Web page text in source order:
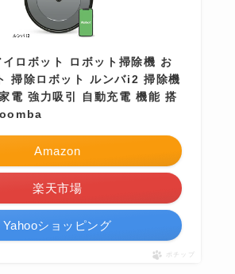
ロボット ロボット掃除機 お
掃除ロボット ルンバi2 掃除機
電 強力吸引 自動充電 機能 搭
Amazon
楽天市場
Yahooショッピング
ポチップ